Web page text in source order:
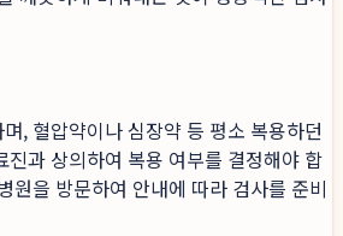
, 혈압약이나 심장약 등 평소 복용하던
진과 상의하여 복용 여부를 결정해야 합
원을 방문하여 안내에 따라 검사를 준비